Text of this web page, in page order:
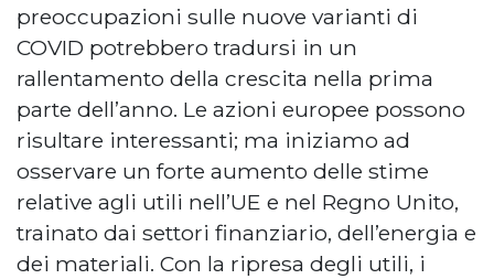
preoccupazioni sulle nuove varianti di
COVID potrebbero tradursi in un
rallentamento della crescita nella prima
parte dell’anno. Le azioni europee possono
risultare interessanti; ma iniziamo ad
osservare un forte aumento delle stime
relative agli utili nell’UE e nel Regno Unito,
trainato dai settori finanziario, dell’energia e
dei materiali. Con la ripresa degli utili, i